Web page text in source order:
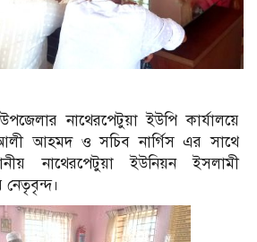
নাথেরপেটুয়া ইউপি কার্যালয়ে
আলী আহমদ ও সচিব নার্গিস এর সাথে
নাথেরপেটুয়া ইউনিয়ন ইসলামী